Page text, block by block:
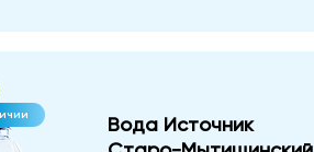
Вода Источник